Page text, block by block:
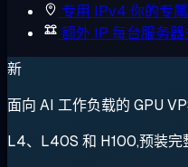
专用 IPv4 你的专
额外 IP 每台服务
新
面向 AI 工作负载的 GPU
L4、L40S 和 H100,预装完